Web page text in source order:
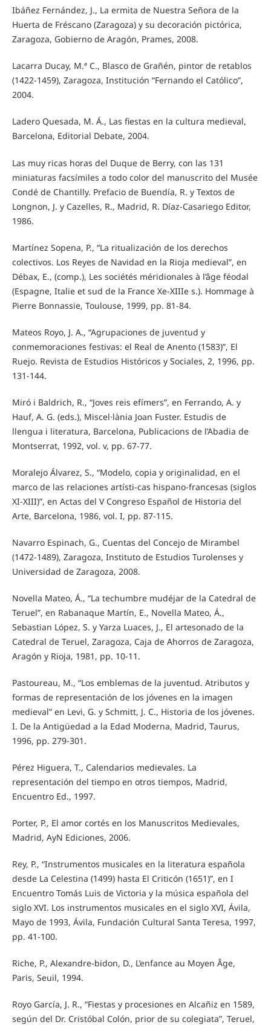
Ibáñez Fernández, J., La ermita de Nuestra Señora de la
Huerta de Fréscano (Zaragoza) y su decoración pictórica,
Zaragoza, Gobierno de Aragón, Prames, 2008.
Lacarra Ducay, M.ª C., Blasco de Grañén, pintor de retablos
(1422-1459), Zaragoza, Institución “Fernando el Católico”,
2004.
Ladero Quesada, M. Á., Las fiestas en la cultura medieval,
Barcelona, Editorial Debate, 2004.
Las muy ricas horas del Duque de Berry, con las 131
miniaturas facsímiles a todo color del manuscrito del Musée
Condé de Chantilly. Prefacio de Buendía, R. y Textos de
Longnon, J. y Cazelles, R., Madrid, R. Díaz-Casariego Editor,
1986.
Martínez Sopena, P., “La ritualización de los derechos
colectivos. Los Reyes de Navidad en la Rioja medieval”, en
Débax, E., (comp.), Les sociétés méridionales à l’âge féodal
(Espagne, Italie et sud de la France Xe-XIIIe s.). Hommage à
Pierre Bonnassie, Toulouse, 1999, pp. 81-84.
Mateos Royo, J. A., “Agrupaciones de juventud y
conmemoraciones festivas: el Real de Anento (1583)”, El
Ruejo. Revista de Estudios Históricos y Sociales, 2, 1996, pp.
131-144.
Miró i Baldrich, R., “Joves reis efímers”, en Ferrando, A. y
Hauf, A. G. (eds.), Miscel·lània Joan Fuster. Estudis de
llengua i literatura, Barcelona, Publicacions de l’Abadia de
Montserrat, 1992, vol. v, pp. 67-77.
Moralejo Álvarez, S., “Modelo, copia y originalidad, en el
marco de las relaciones artísti-cas hispano-francesas (siglos
XI-XIII)”, en Actas del V Congreso Español de Historia del
Arte, Barcelona, 1986, vol. I, pp. 87-115.
Navarro Espinach, G., Cuentas del Concejo de Mirambel
(1472-1489), Zaragoza, Instituto de Estudios Turolenses y
Universidad de Zaragoza, 2008.
Novella Mateo, Á., “La techumbre mudéjar de la Catedral de
Teruel”, en Rabanaque Martín, E., Novella Mateo, Á.,
Sebastian López, S. y Yarza Luaces, J., El artesonado de la
Catedral de Teruel, Zaragoza, Caja de Ahorros de Zaragoza,
Aragón y Rioja, 1981, pp. 10-11.
Pastoureau, M., “Los emblemas de la juventud. Atributos y
formas de representación de los jóvenes en la imagen
medieval” en Levi, G. y Schmitt, J. C., Historia de los jóvenes.
I. De la Antigüedad a la Edad Moderna, Madrid, Taurus,
1996, pp. 279-301.
Pérez Higuera, T., Calendarios medievales. La
representación del tiempo en otros tiempos, Madrid,
Encuentro Ed., 1997.
Porter, P., El amor cortés en los Manuscritos Medievales,
Madrid, AyN Ediciones, 2006.
Rey, P., “Instrumentos musicales en la literatura española
desde La Celestina (1499) hasta El Criticón (1651)”, en I
Encuentro Tomás Luis de Victoria y la música española del
siglo XVI. Los instrumentos musicales en el siglo XVI, Ávila,
Mayo de 1993, Ávila, Fundación Cultural Santa Teresa, 1997,
pp. 41-100.
Riche, P., Alexandre-bidon, D., L’enfance au Moyen Âge,
Paris, Seuil, 1994.
Royo García, J. R., “Fiestas y procesiones en Alcañiz en 1589,
según del Dr. Cristóbal Colón, prior de su colegiata”, Teruel,